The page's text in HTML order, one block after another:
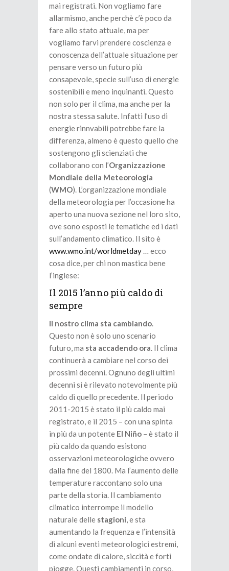
mai registrati. Non vogliamo fare
allarmismo, anche perchè c’è poco da
fare allo stato attuale, ma per
vogliamo farvi prendere coscienza e
conoscenza dell’attuale situazione per
pensare verso un futuro più
consapevole, specie sull’uso di energie
sostenibili e meno inquinanti. Questo
non solo per il clima, ma anche per la
nostra stessa salute. Infatti l’uso di
energie rinnvabili potrebbe fare la
differenza, almeno è questo quello che
sostengono gli scienziati che
collaborano con l’Organizzazione
Mondiale della Meteorologia
(WMO). L’organizzazione mondiale
della meteorologia per l’occasione ha
aperto una nuova sezione nel loro sito,
ove sono esposti le tematiche ed i dati
sull’andamento climatico. Il sito è
www.wmo.int/worldmetday… ecco
cosa dice, per chi non mastica bene
l’inglese:
Il 2015 l’anno più caldo di
sempre
Il nostro clima sta cambiando.
Questo non è solo uno scenario
futuro, ma sta accadendo ora. Il clima
continuerà a cambiare nel corso dei
prossimi decenni. Ognuno degli ultimi
decenni si è rilevato notevolmente più
caldo di quello precedente. Il periodo
2011-2015 è stato il più caldo mai
registrato, e il 2015 – con una spinta
in più da un potente El Niño – è stato il
più caldo da quando esistono
osservazioni meteorologiche ovvero
dalla fine del 1800. Ma l’aumento delle
temperature raccontano solo una
parte della storia. Il cambiamento
climatico interrompe il modello
naturale delle stagioni, e sta
aumentando la frequenza e l’intensità
di alcuni eventi meteorologici estremi,
come ondate di calore, siccità e forti
piogge. Questi cambiamenti in corso,